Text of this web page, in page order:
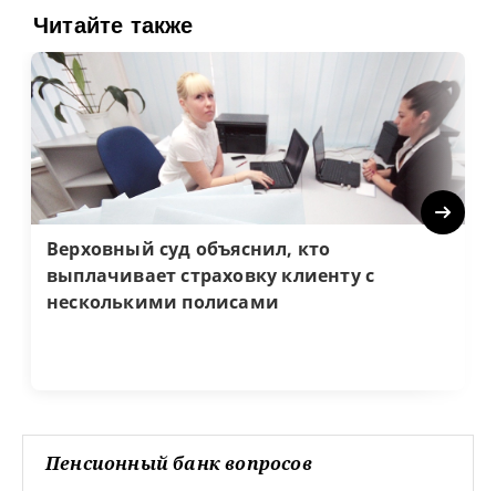
Читайте также
Верховный суд объяснил, кто
выплачивает страховку клиенту с
несколькими полисами
Next
Пенсионный банк вопросов